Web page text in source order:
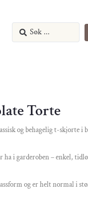
Torte
og behagelig t-skjorte i
i garderoben – enkel,
og er helt normal i